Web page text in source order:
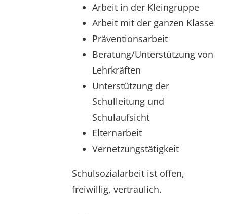
Arbeit in der Kleingruppe
Arbeit mit der ganzen Klasse
Präventionsarbeit
Beratung/Unterstützung von
Lehrkräften
Unterstützung der
Schulleitung und
Schulaufsicht
Elternarbeit
Vernetzungstätigkeit
Schulsozialarbeit ist offen,
freiwillig, vertraulich.